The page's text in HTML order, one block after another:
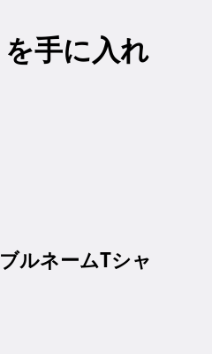
手に入れ
ルネームTシャ